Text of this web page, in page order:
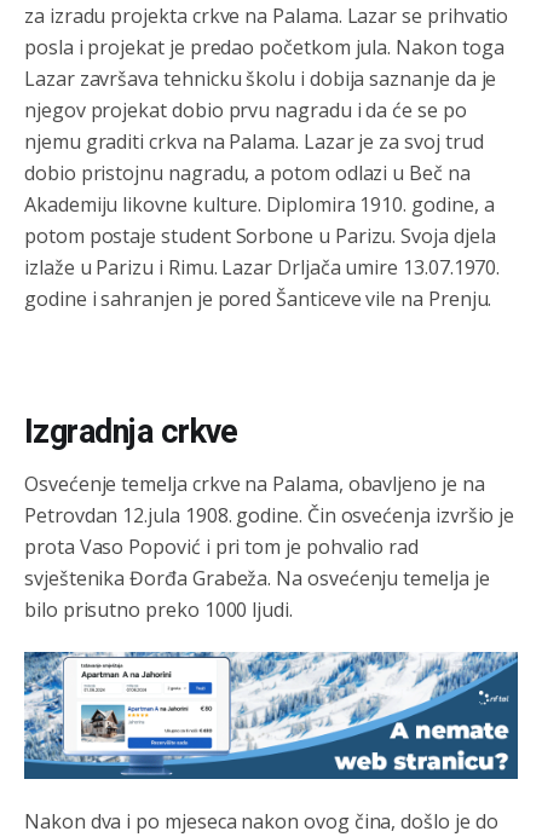
za izradu projekta crkve na Palama. Lazar se prihvatio
posla i projekat je predao početkom jula. Nakon toga
Lazar završava tehnicku školu i dobija saznanje da je
njegov projekat dobio prvu nagradu i da će se po
njemu graditi crkva na Palama. Lazar je za svoj trud
dobio pristojnu nagradu, a potom odlazi u Beč na
Akademiju likovne kulture. Diplomira 1910. godine, a
potom postaje student Sorbone u Parizu. Svoja djela
izlaže u Parizu i Rimu. Lazar Drljača umire 13.07.1970.
godine i sahranjen je pored Šanticeve vile na Prenju.
Izgradnja crkve
Osvećenje temelja crkve na Palama, obavljeno je na
Petrovdan 12.jula 1908. godine. Čin osvećenja izvršio je
prota Vaso Popović i pri tom je pohvalio rad
svještenika Đorđa Grabeža. Na osvećenju temelja je
bilo prisutno preko 1000 ljudi.
Nakon dva i po mjeseca nakon ovog čina, došlo je do